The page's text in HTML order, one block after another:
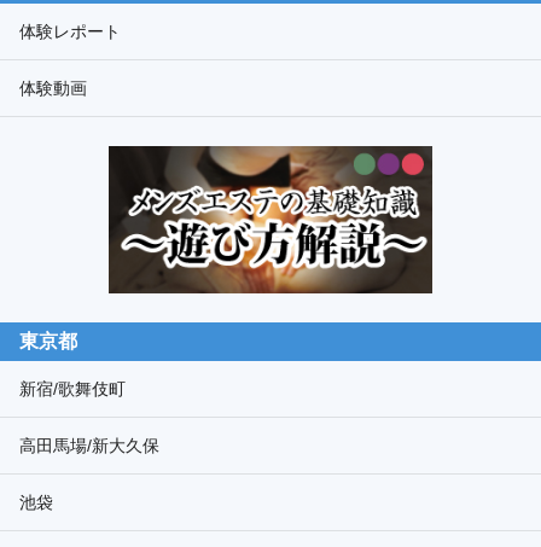
ド
検
索
体験レポート
体験動画
東京都
新宿/歌舞伎町
高田馬場/新大久保
池袋